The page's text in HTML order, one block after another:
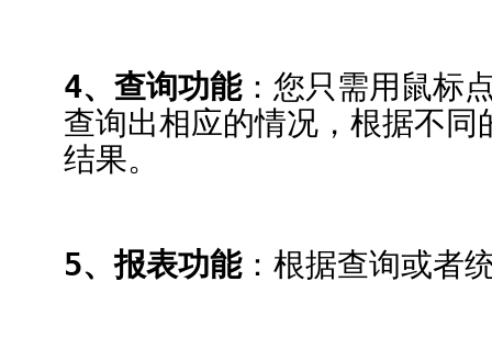
4、查询功能：您只需用鼠标
查询出相应的情况，根据不
结果。
5、报表功能：根据查询或者